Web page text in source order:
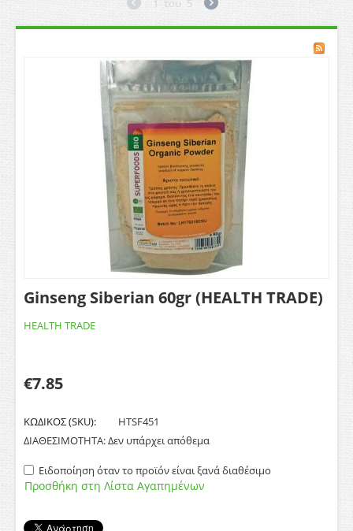
1 του 5
Ginseng Siberian 60gr (HEALTH TRADE)
HEALTH TRADE
€7.85
ΚΩΔΙΚΟΣ (SKU):
HTSF451
ΔΙΑΘΕΣΙΜΟΤΗΤΑ:Δεν υπάρχει απόθεμα
Ειδοποίηση όταν το προϊόν είναι ξανά διαθέσιμο
Προσθήκη στη Λίστα Αγαπημένων